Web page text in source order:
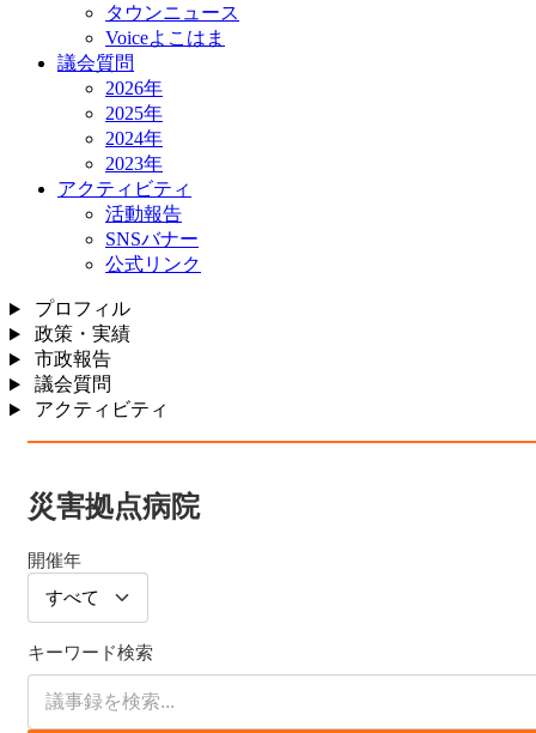
タウンニュース
Voiceよこはま
議会質問
2026年
2025年
2024年
2023年
アクティビティ
活動報告
SNSバナー
公式リンク
プロフィル
政策・実績
市政報告
議会質問
アクティビティ
災害拠点病院
開催年
キーワード検索